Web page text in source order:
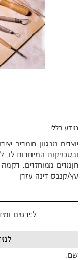
כללי:
ממגוון חומרים
המיוחדות לו.
ממוחזרים. רקמה –
קנבס דינה עזרן
לפרטים